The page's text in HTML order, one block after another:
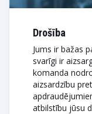
Drošība
Jums ir bažas
svarīgi ir
komanda
aizsardzību
atbilstību jūsu